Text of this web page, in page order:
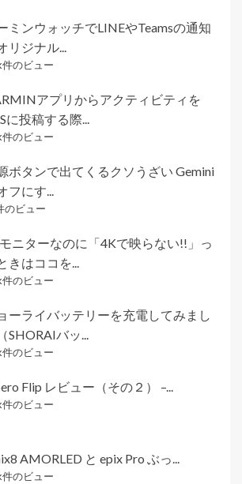
ミンウォッチでLINEやTeamsの通知
リジナル...
件のビュー
アプリからアクティビティを
に投稿する際...
件のビュー
ボタンで出てくるクソうざい Gemini
フにす...
のビュー
ニターなのに「4Kで映らない!!」っ
きはココを...
件のビュー
ーライバッテリーを充電してみまし
SHORAIバッ...
件のビュー
Flip レビュー（その２） –...
件のビュー
AMORLED と epix Pro ぶっ...
件のビュー